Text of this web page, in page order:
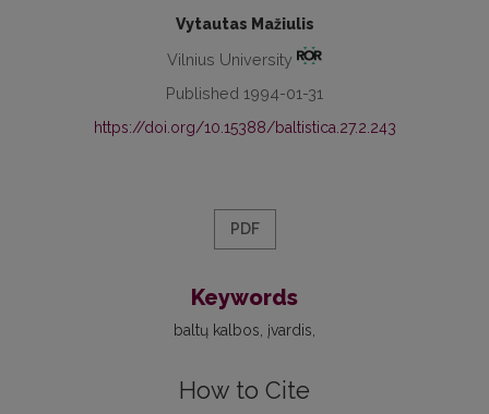
Vytautas Mažiulis
Vilnius University
Published 1994-01-31
https://doi.org/10.15388/baltistica.27.2.243
PDF
Keywords
baltų kalbos įvardis
How to Cite